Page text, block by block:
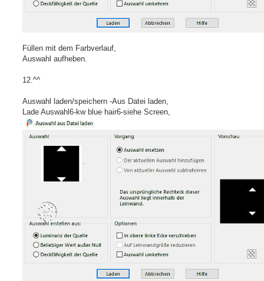
Füllen mit dem Farbverlauf,
Auswahl aufheben.
12.^^
Auswahl laden/speichern -Aus Datei laden,
Lade Auswahl6-kw blue hair6-siehe Screen,